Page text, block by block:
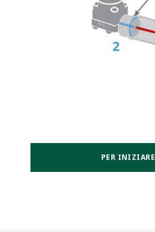
PER INIZIARE​